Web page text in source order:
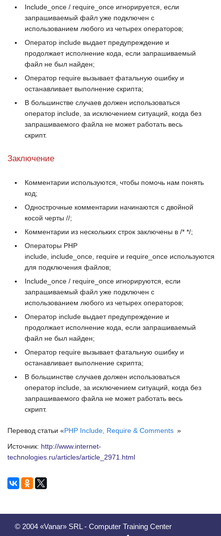
Include_once / require_once игнорируется, если
запрашиваемый файл уже подключен с
использованием любого из четырех операторов;
Оператор include выдает предупреждение и
продолжает исполнение кода, если запрашиваемый
файл не был найден;
Оператор require вызывает фатальную ошибку и
останавливает выполнение скрипта;
В большинстве случаев должен использоваться
оператор include , за исключением ситуаций, когда без
запрашиваемого файла не может работать весь
скрипт.
Заключение
Комментарии используются, чтобы помочь нам понять
код;
Однострочные комментарии начинаются с двойной
косой черты //;
Комментарии из нескольких строк заключены в /* */;
Операторы PHP
include include_once require и require_once используются
для подключения файлов;
Include_once / require_once игнорируются, если
запрашиваемый файл уже подключен с
использованием любого из четырех операторов;
Оператор include выдает предупреждение и
продолжает исполнение кода, если запрашиваемый
файл не был найден;
Оператор require вызывает фатальную ошибку и
останавливает выполнение скрипта;
В большинстве случаев должен использоваться
оператор include , за исключением ситуаций, когда без
запрашиваемого файла не может работать весь
скрипт.
Перевод статьи «PHP Include, Require & Comments »
Источник: http://www.internet-
technologies.ru/articles/article_2971.html
© 2004 «Vanar» SRL - Computer Training Center